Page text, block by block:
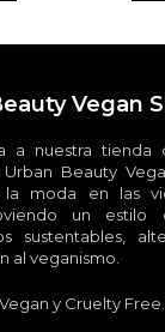
Vegan
a nuestra
Beauty
moda en las
un
sustentables,
al veganismo.
y Cruelty Free.